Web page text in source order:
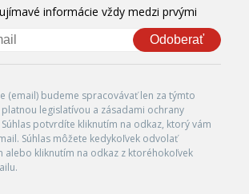
informácie vždy medzi prvými
Odoberať
(email) budeme spracovávať len za týmto
legislatívou a zásadami ochrany
potvrdíte kliknutím na odkaz, ktorý vám
Súhlas môžete kedykoľvek odvolať
alebo kliknutím na odkaz z ktoréhokoľvek